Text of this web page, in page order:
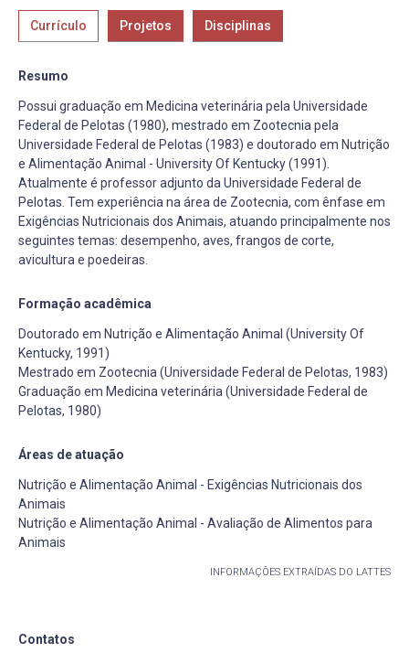
Currículo Projetos Disciplinas
Resumo
Possui graduação em Medicina veterinária pela Universidade
Federal de Pelotas (1980), mestrado em Zootecnia pela
Universidade Federal de Pelotas (1983) e doutorado em Nutrição
e Alimentação Animal - University Of Kentucky (1991).
Atualmente é professor adjunto da Universidade Federal de
Pelotas. Tem experiência na área de Zootecnia, com ênfase em
Exigências Nutricionais dos Animais, atuando principalmente nos
seguintes temas: desempenho, aves, frangos de corte,
avicultura e poedeiras.
Formação acadêmica
Doutorado em Nutrição e Alimentação Animal (University Of
Kentucky, 1991)
Mestrado em Zootecnia (Universidade Federal de Pelotas, 1983)
Graduação em Medicina veterinária (Universidade Federal de
Pelotas, 1980)
Áreas de atuação
Nutrição e Alimentação Animal - Exigências Nutricionais dos
Animais
Nutrição e Alimentação Animal - Avaliação de Alimentos para
Animais
INFORMAÇÕES EXTRAÍDAS DO LATTES
Contatos